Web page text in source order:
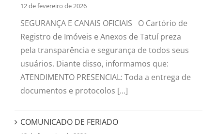
12 de fevereiro de 2026
SEGURANÇA E CANAIS OFICIAIS O Cartório de
Registro de Imóveis e Anexos de Tatuí preza
pela transparência e segurança de todos seus
usuários. Diante disso, informamos que:
ATENDIMENTO PRESENCIAL: Toda a entrega de
documentos e protocolos [...]
COMUNICADO DE FERIADO